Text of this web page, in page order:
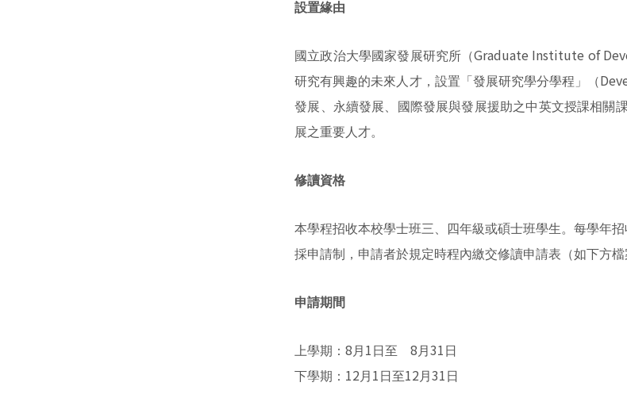
設置緣由
國立政治大學國家發展研究所（Graduate Institute of
研究有興趣的未來人才，設置「發展研究學分學程」（
發展、永續發展、國際發展與發展援助之中英文授課相關
展之重要人才。
修讀資格
本學程招收本校學士班三、四年級或碩士班學生。每學年招
採申請制，申請者於規定時程內繳交修讀申請表（如下方
申請期間
上學期：8 月 1 日至8 月31 日
下學期： 12月 1 日至12月31 日